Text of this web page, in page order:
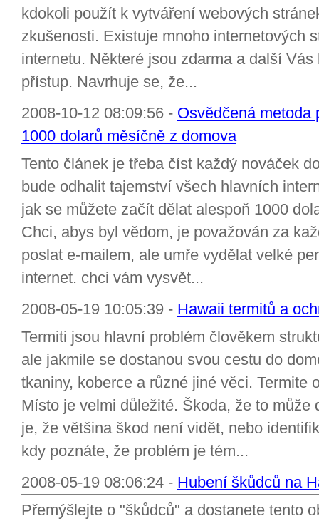
kdokoli použít k vytváření webových
zkušenosti. Existuje mnoho internetových
internetu. Některé jsou zdarma a další
přístup. Navrhuje se, že...
2008-10-12 08:09:56 - Osvědčená metoda
1000 dolarů měsíčně z domova
Tento článek je třeba číst každý nováček
bude odhalit tajemství všech hlavních
jak se můžete začít dělat alespoň 1000
Chci, abys byl vědom, je považován za
poslat e-mailem, ale umře vydělat velké
internet. chci vám vysvět...
2008-05-19 10:05:39 - Hawaii termitů a
Termiti jsou hlavní problém člověkem
ale jakmile se dostanou svou cestu do
tkaniny, koberce a různé jiné věci. Termite
Místo je velmi důležité. Škoda, že to může
je, že většina škod není vidět, nebo
kdy poznáte, že problém je tém...
2008-05-19 08:06:24 - Hubení škůdců na
Přemýšlejte o "škůdců" a dostanete tento